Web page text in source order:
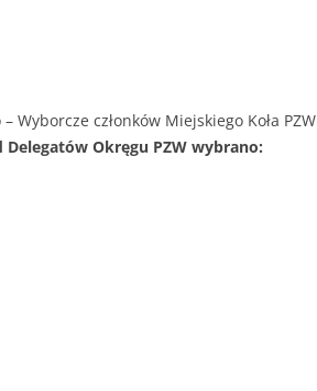
członków Miejskiego Koła PZW
Okręgu PZW wybrano: